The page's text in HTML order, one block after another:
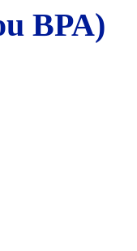
BPA)